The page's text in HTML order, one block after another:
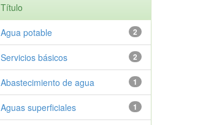
Título
2
Agua potable
2
Servicios básicos
1
Abastecimiento de agua
1
Aguas superficiales